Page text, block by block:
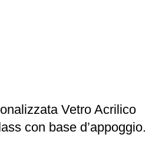
Vetro Acrilico
con base d’appoggio.